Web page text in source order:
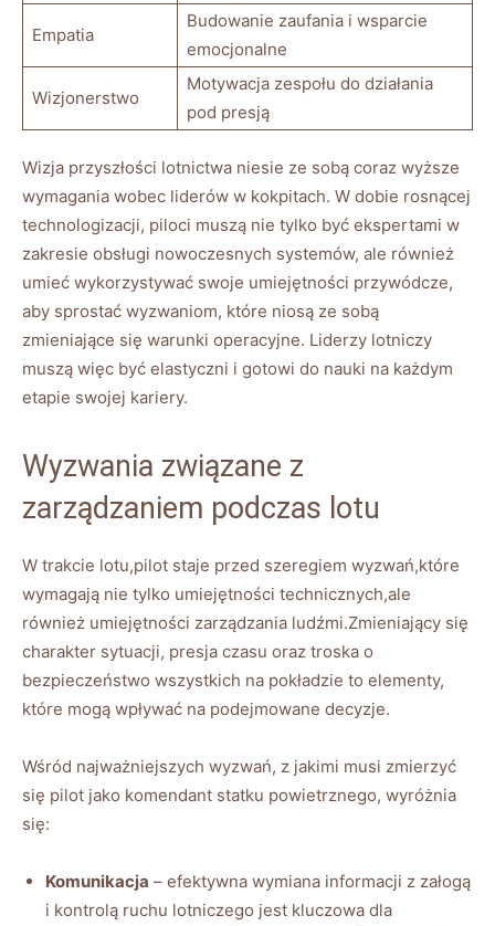
Empatia
Budowanie zaufania i wsparcie
emocjonalne
Wizjonerstwo
Motywacja zespołu do działania
pod presją
Wizja przyszłości lotnictwa niesie ze sobą coraz wyższe
wymagania wobec liderów w kokpitach. W dobie rosnącej
technologizacji, piloci muszą nie tylko być ekspertami w
zakresie obsługi nowoczesnych systemów, ale również
umieć wykorzystywać swoje umiejętności przywódcze,
aby sprostać wyzwaniom, które niosą ze sobą
zmieniające się warunki operacyjne. Liderzy lotniczy
muszą więc być elastyczni i gotowi do nauki na każdym
etapie swojej kariery.
Wyzwania związane z
zarządzaniem podczas lotu
W trakcie lotu,pilot staje przed szeregiem wyzwań,które
wymagają nie tylko umiejętności technicznych,ale
również umiejętności zarządzania ludźmi.Zmieniający się
charakter sytuacji, presja czasu oraz troska o
bezpieczeństwo wszystkich na pokładzie to elementy,
które mogą wpływać na podejmowane decyzje.
Wśród najważniejszych wyzwań, z jakimi musi zmierzyć
się pilot jako komendant statku powietrznego, wyróżnia
się:
Komunikacja – efektywna wymiana informacji z załogą
i kontrolą ruchu lotniczego jest kluczowa dla